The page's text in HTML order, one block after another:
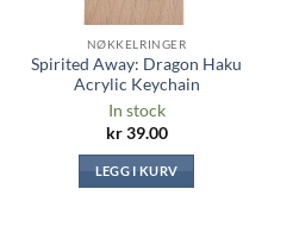
NØKKELRINGER
Spirited Away: Dragon Haku
Acrylic Keychain
In stock
kr39.00
LEGG I KURV